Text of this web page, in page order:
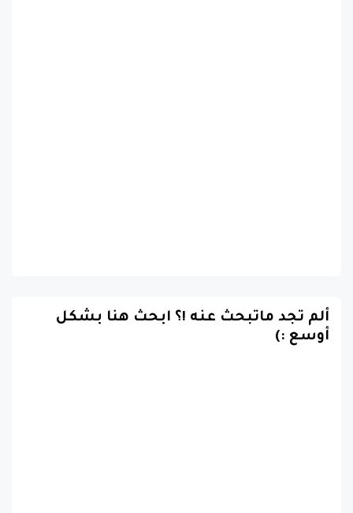
ألم تجد ماتبحث عنه !؟ ابحث هنا بشكل
أوسع :)